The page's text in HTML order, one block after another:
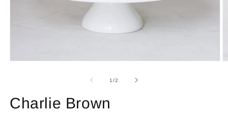
una
ventana
1/de
2
Charlie Brown